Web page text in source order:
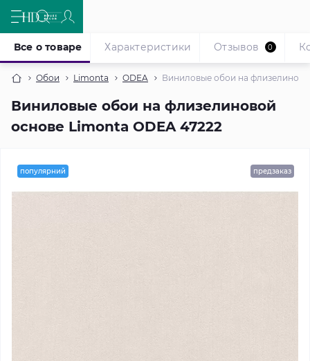
Обои Limonta ODEA Виниловые обои на
Виниловые обои на флизелиновой
основе Limonta ODEA 47222
Все о товаре Характеристики Отзывов 0
популярний предзаказ